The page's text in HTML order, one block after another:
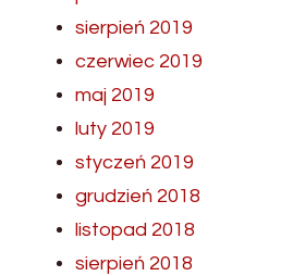
sierpień 2019
czerwiec 2019
maj 2019
luty 2019
styczeń 2019
grudzień 2018
listopad 2018
sierpień 2018